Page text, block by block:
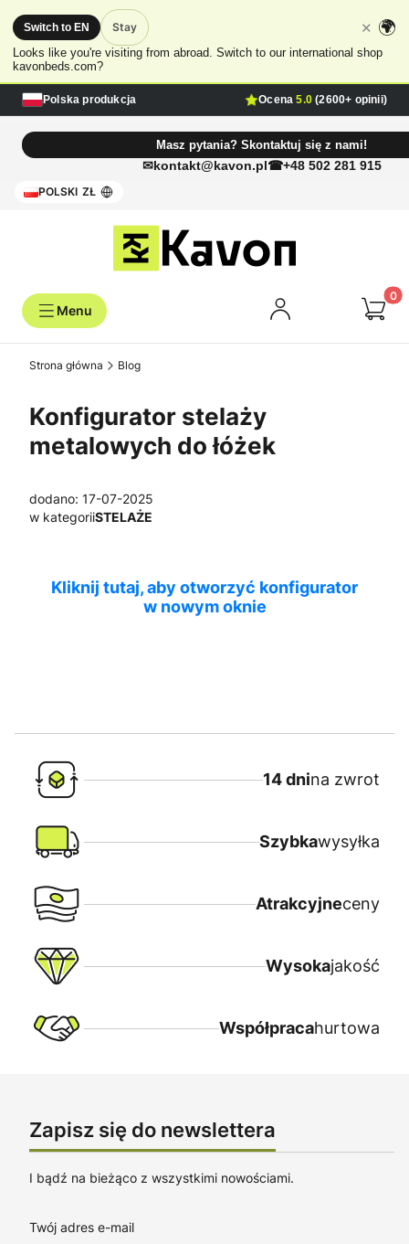
🌍
Looks like you're visiting from abroad. Switch to our international shop
kavonbeds.com?
Switch to EN Stay ✕
Polska produkcja Ocena5.0 (2600+ opinii)
Masz pytania? Skontaktuj się z nami!
kontakt@kavon.pl +48 502 281 915
POLSKI ZŁ
Strona główna Blog
Konfigurator stelaży
metalowych do łóżek
dodano: 17-07-2025
w kategoriiSTELAŻE
Kliknij tutaj, aby otworzyć konfigurator
w nowym oknie
14 dnina zwrot
Szybkawysyłka
Atrakcyjneceny
Wysokajakość
Współpracahurtowa
Zapisz się do newslettera
I bądź na bieżąco z wszystkimi nowościami.
Twój adres e-mail